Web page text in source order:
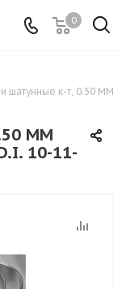
0
шатунные к-т, 0.50 MM
MM
10-11-